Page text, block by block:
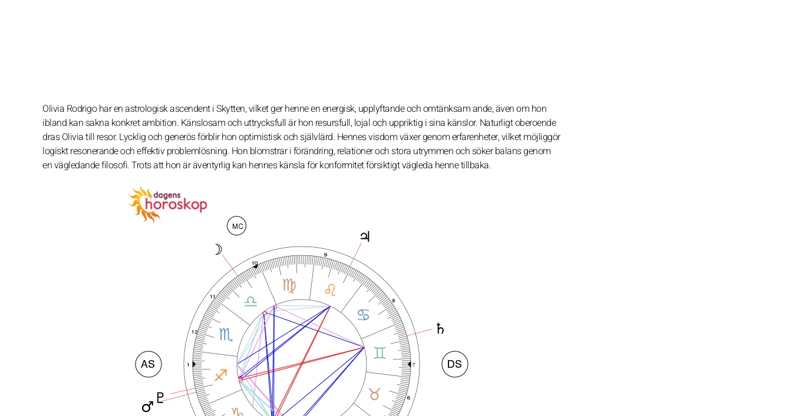
Olivia Rodrigo har en astrologisk ascendent i Skytten, vilket ger henne en energisk, upplyftande och omtänksam ande, även om hon
ibland kan sakna konkret ambition. Känslosam och uttrycksfull är hon resursfull, lojal och uppriktig i sina känslor. Naturligt oberoende
dras Olivia till resor. Lycklig och generös förblir hon optimistisk och självlärd. Hennes visdom växer genom erfarenheter, vilket möjliggör
logiskt resonerande och effektiv problemlösning. Hon blomstrar i förändring, relationer och stora utrymmen och söker balans genom
en vägledande filosofi. Trots att hon är äventyrlig kan hennes känsla för konformitet försiktigt vägleda henne tillbaka.